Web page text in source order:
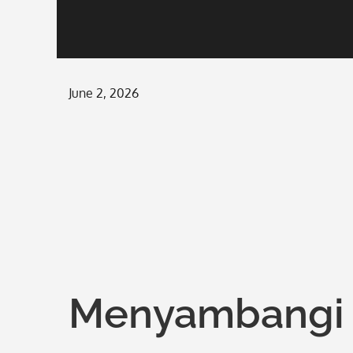
Posted
June 2, 2026